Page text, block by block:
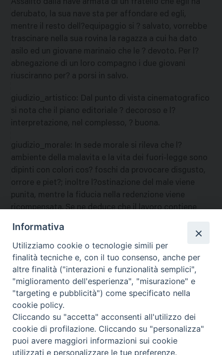
Assalito dalla nave armata di un fratello che egli ha
derubato, la sua nave sta per affondare ed egli,
mentre il resto dell?equipaggio si ? salvato, vorrebbe
trascinare nella sua rovina la ragazza a cui ha dato
asilo ed un giovane marinaio che le ? devoto. Per l?
abnegazione di un loro compagno i due giovani
riusciranno per? a porsi in salvo.
giudizio_artistico: Dal punto di vista cinematografico
si nota che il piano editoriale ? decoroso e l?
interpretazione, nel complesso, ? buona.
giudizio_morale: In sede morale si rileva che l?
ambiente della malavita e la vita dei fuori-legge sono
dipinti con colori cos? foschi da provocare disgusto,
orrore e piet?; inoltre l?ostinazione del male viene
punita, mentre la fiducia nella redenzione viene
ricompensata. Se ne deduce che il lavoro contiene
soggetto e molti elementi negativi, la visione va
riservata ai soli adulti. A
nazione:Stati Uniti
Informativa
Utilizziamo cookie o tecnologie simili per
finalità tecniche e, con il tuo consenso, anche per
altre finalità ("interazioni e funzionalità semplici",
"miglioramento dell'esperienza", "misurazione" e
"targeting e pubblicità") come specificato nella
cookie policy.
Cliccando su "accetta" acconsenti all'utilizzo dei
cookie di profilazione. Cliccando su "personalizza"
puoi avere maggiori informazioni sui cookie
utilizzati e personalizzare le tue preferenze.